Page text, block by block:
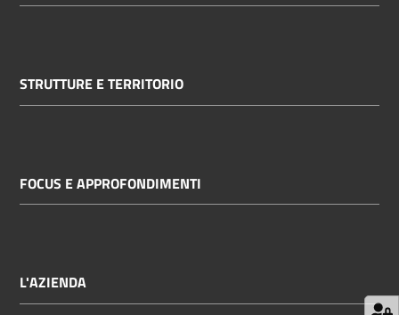
STRUTTURE E TERRITORIO
FOCUS E APPROFONDIMENTI
L'AZIENDA